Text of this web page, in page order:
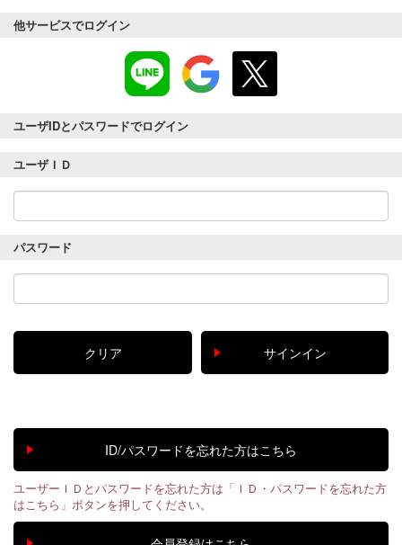
他サービスでログイン
ユーザIDとパスワードでログイン
ユーザＩＤ
パスワード
ユーザーＩＤとパスワードを忘れた方は「ＩＤ・パスワードを忘れた方
はこちら」ボタンを押してください。